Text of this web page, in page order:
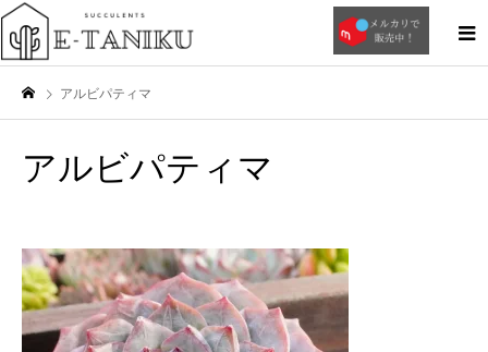
アルビパティマ
アルビパティマ